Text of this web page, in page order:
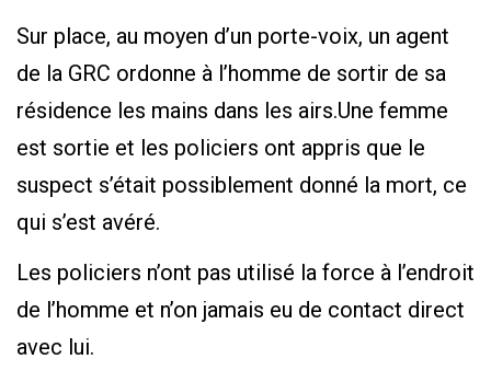
Sur place, au moyen d’un porte-voix, un agent
de la GRC ordonne à l’homme de sortir de sa
résidence les mains dans les airs.Une femme
est sortie et les policiers ont appris que le
suspect s’était possiblement donné la mort, ce
qui s’est avéré.
Les policiers n’ont pas utilisé la force à l’endroit
de l’homme et n’on jamais eu de contact direct
avec lui.